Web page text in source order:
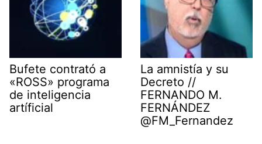
Bufete contrató a
«ROSS» programa
de inteligencia
artíficial
La amnistía y su
Decreto //
FERNANDO M.
FERNÁNDEZ
@FM_Fernandez